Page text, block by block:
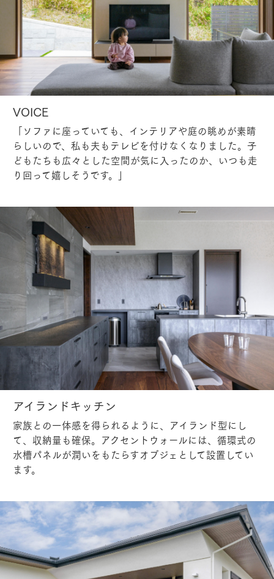
VOICE
「ソファに座っていても、インテリアや庭の眺めが素晴
らしいので、私も夫もテレビを付けなくなりました。子
どもたちも広々とした空間が気に入ったのか、いつも走
り回って嬉しそうです。」
アイランドキッチン
家族との一体感を得られるように、アイランド型にし
て、収納量も確保。アクセントウォールには、循環式の
水槽パネルが潤いをもたらすオブジェとして設置してい
ます。